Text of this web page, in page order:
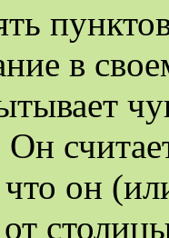
в
он
от